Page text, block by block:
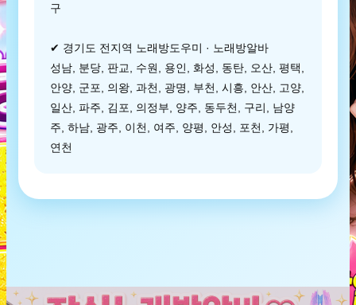
구
✔ 경기도 전지역 노래방도우미 · 노래방알바
성남, 분당, 판교, 수원, 용인, 화성, 동탄, 오산, 평택,
안양, 군포, 의왕, 과천, 광명, 부천, 시흥, 안산, 고양,
일산, 파주, 김포, 의정부, 양주, 동두천, 구리, 남양
주, 하남, 광주, 이천, 여주, 양평, 안성, 포천, 가평,
연천